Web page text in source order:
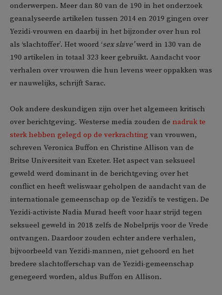
onderwerpen. Meer dan 80 van de 190 in het onderzoek
geanalyseerde artikelen tussen 2014 en 2019 gingen over
Yezidi-vrouwen en daarbij in het bijzonder over hun rol
als ‘slachtoffer’. Het woord ‘sex slave’werd in 130 van de
190 artikelen in totaal 323 keer gebruikt. Aandacht voor
verhalen over vrouwen die hun levens weer oppakken was
er nauwelijks, schrijft Sarac.
Ook andere deskundigen zijn over het algemeen kritisch
over berichtgeving. Westerse media zouden de nadruk te
sterk hebben gelegd op de verkrachting van vrouwen,
schreven Veronica Buffon en Christine Allison van de
Britse Universiteit van Exeter. Het aspect van seksueel
geweld werd dominant in de berichtgeving over het
conflict en heeft weliswaar geholpen de aandacht van de
internationale gemeenschap op de Yezidi’s te vestigen. De
Yezidi-activiste Nadia Murad heeft voor haar strijd tegen
seksueel geweld in 2018 zelfs de Nobelprijs voor de Vrede
ontvangen. Daardoor zouden echter andere verhalen,
bijvoorbeeld van Yezidi-mannen, niet gehoord en het
bredere slachtofferschap van de Yezidi-gemeenschap
genegeerd worden, aldus Buffon en Allison.